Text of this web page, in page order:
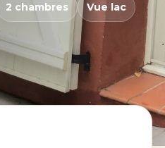
2 chambres Vue lac